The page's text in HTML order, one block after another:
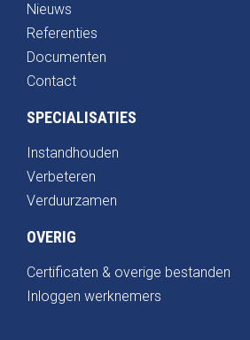
Nieuws
Referenties
Documenten
Contact
SPECIALISATIES
Instandhouden
Verbeteren
Verduurzamen
OVERIG
Certificaten & overige bestanden
Inloggen werknemers